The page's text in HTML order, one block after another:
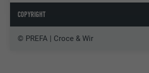
COPYRIGHT
© PREFA | Croce & Wir